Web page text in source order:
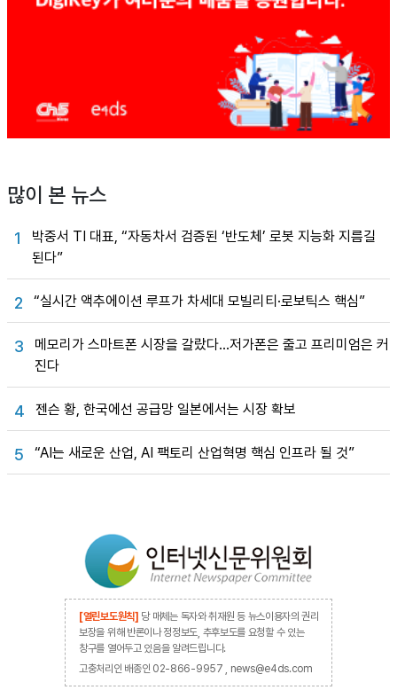
많이 본 뉴스
1
박중서 TI 대표, “자동차서 검증된 ‘반도체’ 로봇 지능화 지름길
된다”
2 “실시간 액추에이션 루프가 차세대 모빌리티·로보틱스 핵심”
3
메모리가 스마트폰 시장을 갈랐다…저가폰은 줄고 프리미엄은 커
진다
4 젠슨 황, 한국에선 공급망 일본에서는 시장 확보
5 “AI는 새로운 산업, AI 팩토리 산업혁명 핵심 인프라 될 것”
[열린보도원칙] 당 매체는 독자와 취재원 등 뉴스이용자의 권리
보장을 위해 반론이나 정정보도, 추후보도를 요청할 수 있는
창구를 열어두고 있음을 알려드립니다.
고충처리인 배종인 02-866-9957 , news@e4ds.com